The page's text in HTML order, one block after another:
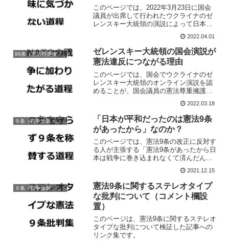
このページでは、2022年3月23日に国会
議員が出席して行われたウクライナのゼ
レンスキー大統領の演説によって日本の
2022.04.01
99条（憲法尊重擁護の義務）
ゼレンスキー大統領の国会演説が
憲法違反につながる理由
このページでは、国会でウクライナのゼ
レンスキー大統領のオンライン演説を認
めることが、国会議員の憲法尊重擁護義
主義をも破壊してしまう危険性について
簡単に論じています。
2022.03.18
９条（戦争放棄・戦力/交戦権の否認）
「日本が平和だったのは憲法9条
があったから」なのか？
このページでは、憲法9条の改正に反対す
る人が主張する「憲法9条があったから日
本は戦争に巻き込まれなくて済んだん
だ」「戦後の日本が平和だったのは憲法9
条があったおかげだ」などの詭弁性につ
いて論じています。
2021.12.15
９条（戦争放棄・戦力/交戦権の否認）
憲法9条に関するステレオタイプ
な批判について（コメント欄設
置）
このページは、憲法9条に関するステレオ
タイプな批判について検証した記事への
リンク集です。